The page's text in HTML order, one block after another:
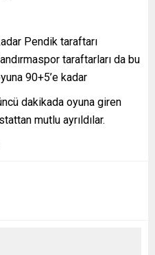
Pendik taraftarı
taraftarları da bu
90+5’e kadar
dakikada oyuna giren
mutlu ayrıldılar.